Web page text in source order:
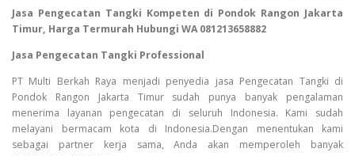
Jasa Pengecatan Tangki Kompeten di Pondok Rangon Jakarta
Timur, Harga Termurah Hubungi WA 081213658882
Jasa Pengecatan Tangki Professional
PT Multi Berkah Raya menjadi penyedia jasa Pengecatan Tangki di
Pondok Rangon Jakarta Timur sudah punya banyak pengalaman
menerima layanan pengecatan di seluruh Indonesia. Kami sudah
melayani bermacam kota di Indonesia.Dengan menentukan kami
sebagai partner kerja sama, Anda akan memperoleh banyak